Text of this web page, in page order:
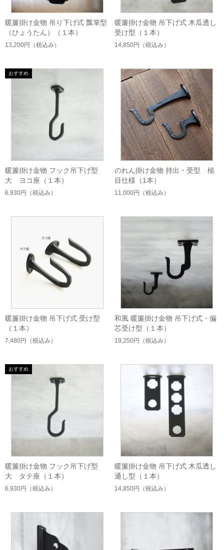
暖簾掛け金物 吊り下げ式 瓢箪型
（ひょうたん）（１本）
13,200円 （税込み）
暖簾掛け金物 吊下げ式 木瓜透し
受け型（１本）
14,850円 （税込み）
暖簾掛け金物 フック吊下げ型
大 ヨコ座（１本）
6,930円 （税込み）
のれん掛け金物 持出・受型 槌
目仕様（1本）
11,000円 （税込み）
暖簾掛け金物 吊下げ式 受け型
（１本）
7,480円 （税込み）
和風 暖簾掛け金物 吊下げ式・偏
芯受け型（１本）
19,250円 （税込み）
暖簾掛け金物 フック吊下げ型
大 タテ座（１本）
6,930円 （税込み）
暖簾掛け金物 吊下げ式 木瓜透し
通し型（１本）
14,850円 （税込み）